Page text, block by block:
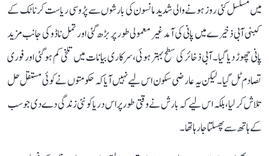
میں مسلسل کئی روز ہونے والی شدید مانسون کی بارشوں سے پڑوسی ریاست کرناٹک کے
کبنی آبی ذخیرے میں پانی کی آمد غیر معمولی طور پر بڑھ گئی اور تمل ناڈو کی جانب مزید
پانی چھوڑ دیا گیا۔ آبی ذخائر کی سطح بہتر ہوئی، سرکاری بیانات میں تلخی کم ہو گئی اور فوری
تصادم ٹل گیا۔ لیکن یہ عارضی سکون اس لیے نہیں آیا کہ حکومتوں نے کوئی مستقل حل
تلاش کر لیا، بلکہ اس لیے کہ بارش نے وقتی طور پر اس دریا کو نئی زندگی دے دی جو سب
کے ہاتھ سے پھسلتا جا رہا تھا۔